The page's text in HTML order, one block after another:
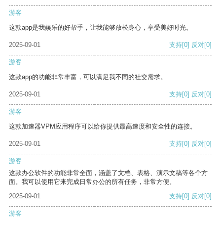
游客
这款app是我娱乐的好帮手，让我能够放松身心，享受美好时光。
2025-09-01 支持[0] 反对[0]
游客
这款app的功能非常丰富，可以满足我不同的社交需求。
2025-09-01 支持[0] 反对[0]
游客
这款加速器VPM应用程序可以给你提供最高速度和安全性的连接。
2025-09-01 支持[0] 反对[0]
游客
这款办公软件的功能非常全面，涵盖了文档、表格、演示文稿等各个方
面。我可以使用它来完成日常办公的所有任务，非常方便。
2025-09-01
支持[0] 反对[0]
游客